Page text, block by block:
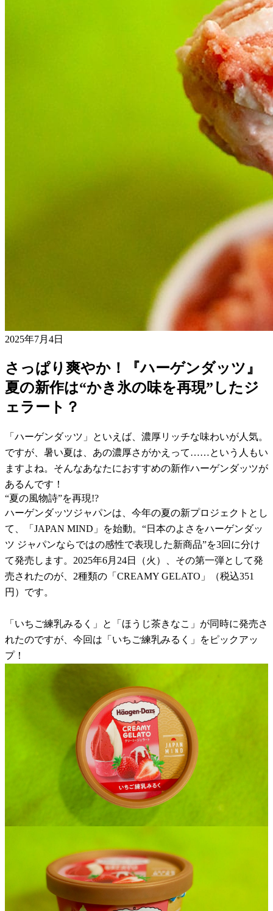
2025年7月4日
さっぱり爽やか！『ハーゲンダッツ』
夏の新作は“かき氷の味を再現”したジ
ェラート？
「ハーゲンダッツ」といえば、濃厚リッチな味わいが人気。
ですが、暑い夏は、あの濃厚さがかえって……という人もい
ますよね。そんなあなたにおすすめの新作ハーゲンダッツが
あるんです！
“夏の風物詩”を再現!?
ハーゲンダッツジャパンは、今年の夏の新プロジェクトとし
て、「JAPAN MIND」を始動。“日本のよさをハーゲンダッ
ツ ジャパンならではの感性で表現した新商品”を3回に分け
て発売します。2025年6月24日（火）、その第一弾として発
売されたのが、2種類の「CREAMY GELATO」（税込351
円）です。
「いちご練乳みるく」と「ほうじ茶きなこ」が同時に発売さ
れたのですが、今回は「いちご練乳みるく」をピックアッ
プ！